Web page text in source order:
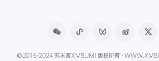
©2015-2024 苏米客XMSUMI 版权所有 ·